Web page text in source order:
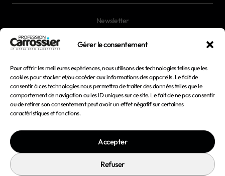
Gérer le consentement
Pour offrir les meilleures expériences, nous utilisons des technologies telles que les
cookies pour stocker et/ou accéder aux informations des appareils. Le fait de
consentir à ces technologies nous permettra de traiter des données telles que le
comportement de navigation ou les ID uniques sur ce site. Le fait de ne pas consentir
ou de retirer son consentement peut avoir un effet négatif sur certaines
caractéristiques et fonctions.
Accepter
Refuser
Newsletter
Mentions légales
Conditions générales d'utilisation
Conditions générales de vente
Politique de cookies